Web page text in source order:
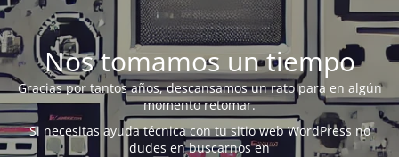
Nos tomamos un tiempo
Gracias por tantos años, descansamos un rato para en algún
momento retomar.
Si necesitas ayuda técnica con tu sitio web WordPress no
dudes en buscarnos en